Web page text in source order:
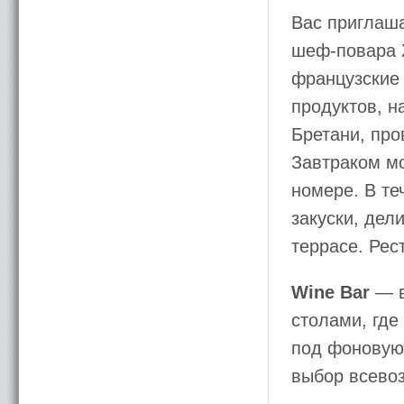
Вас
шеф-повара
продуктов,
Бретани,
Завтраком
номере. В
закуски,
террасе.
Wine Bar —
столами,
под
выбор